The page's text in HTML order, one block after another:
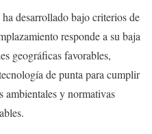
desarrollado bajo criterios de
responde a su baja
geográficas favorables,
de punta para cumplir
ambientales y normativas